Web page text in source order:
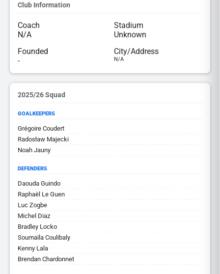
Club Information
Coach
N/A
Stadium
Unknown
Founded
-
City/Address
N/A
2025/26 Squad
GOALKEEPERS
Grégoire Coudert
Radosław Majecki
Noah Jauny
DEFENDERS
Daouda Guindo
Raphaël Le Guen
Luc Zogbe
Michel Diaz
Bradley Locko
Soumaïla Coulibaly
Kenny Lala
Brendan Chardonnet